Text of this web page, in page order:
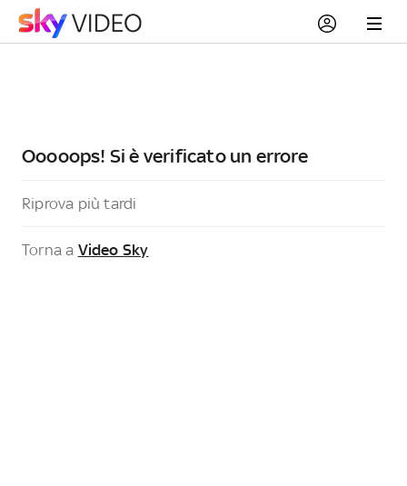
Ooooops! Si è verificato un errore
Riprova più tardi
Torna a Video Sky